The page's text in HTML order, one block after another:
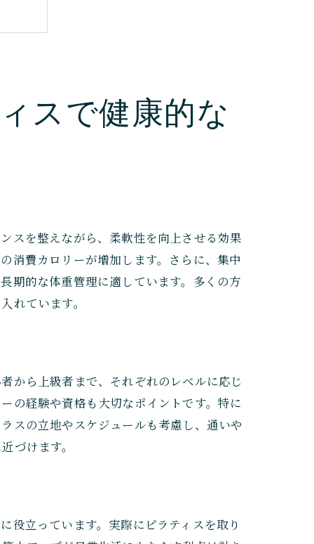
ト
スで健康的な
スを整えながら、柔軟性を向上させる効果
消費カロリーが増加します。さらに、集中
期的な体重管理に適しています。多くの方
れています。
から上級者まで、それぞれのレベルに応じ
の経験や資格も大切なポイントです。特に
スの立地やスケジュールも考慮し、通いや
づけます。
役立っています。実際にピラティスを取り